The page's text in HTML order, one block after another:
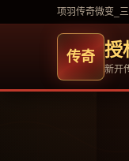
项羽传奇微变_
授
新开